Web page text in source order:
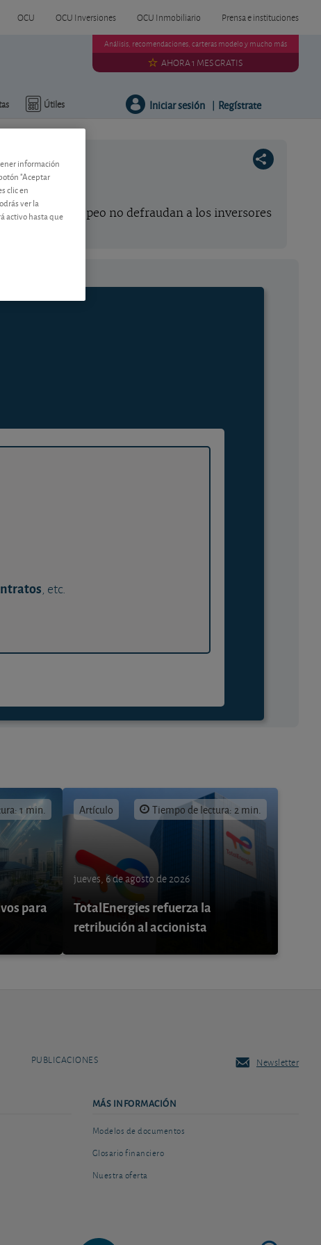
OCU OCU Inversiones OCU Inmobiliario Prensa e instituciones
Útiles
Análisis, recomendaciones, carteras modelo y mucho más
AHORA 1 MES GRATIS
Iniciar sesión | Regístrate
Central Europeo no defraudan a los inversores
, etc.
1 min.
para
Artículo Tiempo de lectura: 2 min.
jueves, 6 de agosto de 2026
TotalEnergies refuerza la
retribución al accionista
PUBLICACIONES Newsletter
MÁS INFORMACIÓN
Modelos de documentos
Glosario financiero
Nuestra oferta
información
"Aceptar
clic en
ver la
activo hasta que